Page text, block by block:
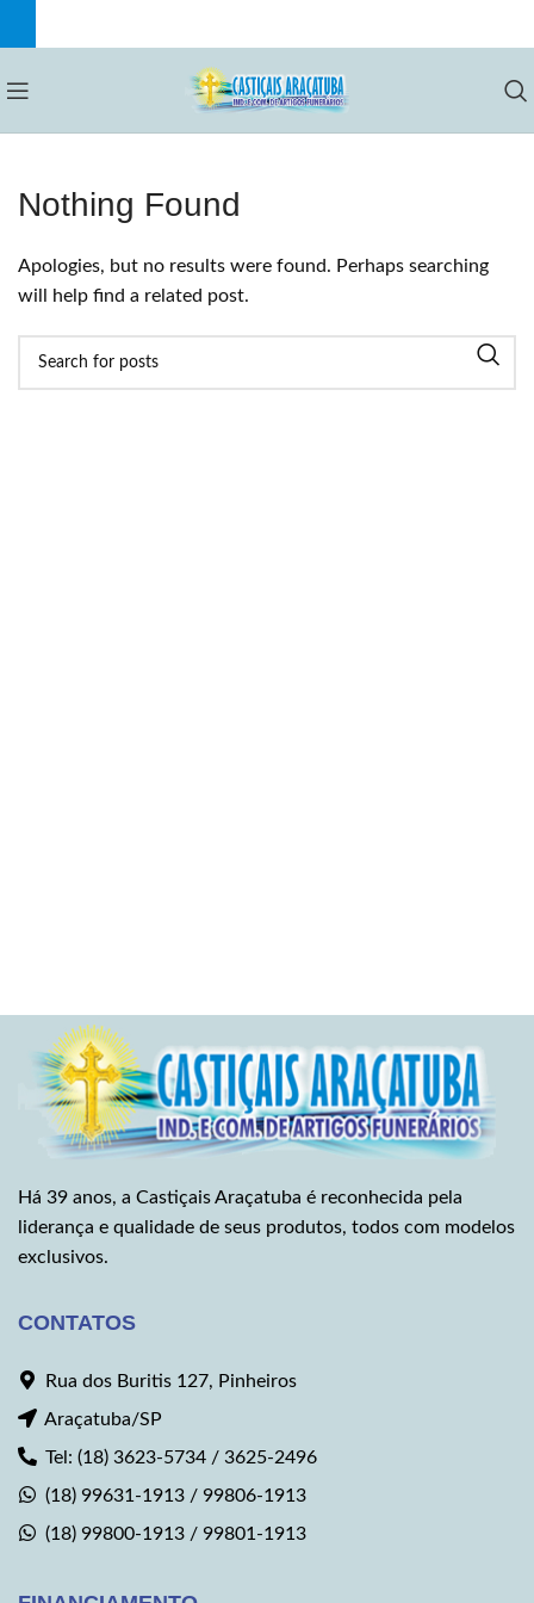
Nothing Found
Apologies, but no results were found. Perhaps searching
will help find a related post.
Há 39 anos, a Castiçais Araçatuba é reconhecida pela
liderança e qualidade de seus produtos, todos com modelos
exclusivos.
CONTATOS
Rua dos Buritis 127, Pinheiros
Araçatuba/SP
Tel: (18) 3623-5734 / 3625-2496
(18) 99631-1913 / 99806-1913
(18) 99800-1913 / 99801-1913